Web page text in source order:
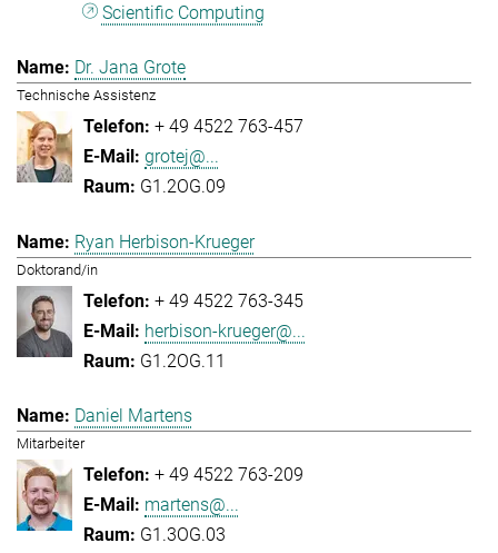
Scientific Computing
Dr. Jana Grote
Technische Assistenz
+ 49 4522 763-457
grotej@...
G1.2OG.09
Ryan Herbison-Krueger
Doktorand/in
+ 49 4522 763-345
herbison-krueger@...
G1.2OG.11
Daniel Martens
Mitarbeiter
+ 49 4522 763-209
martens@...
G1.3OG.03